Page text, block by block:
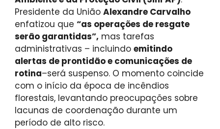
Presidente da União Alexandre Carvalho
enfatizou que “as operações de resgate
serão garantidas”, mas tarefas
administrativas – incluindo emitindo
alertas de prontidão e comunicações de
rotina–será suspenso. O momento coincide
com o início da época de incêndios
florestais, levantando preocupações sobre
lacunas de coordenação durante um
período de alto risco.